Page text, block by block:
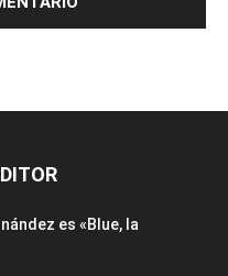
es «Blue, la